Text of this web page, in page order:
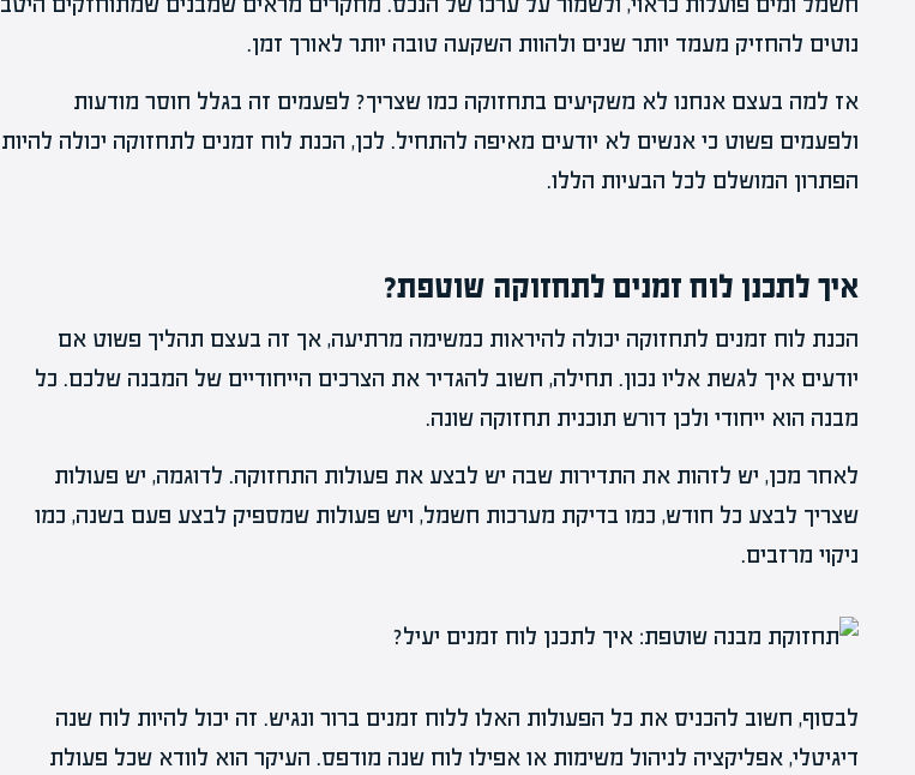
נוטים להחזיק מעמד יותר שנים ולהוות השקעה טובה יותר לאורך זמן.
אז למה בעצם אנחנו לא משקיעים בתחזוקה כמו שצריך? לפעמים זה בגלל חוסר מודעות
ולפעמים פשוט כי אנשים לא יודעים מאיפה להתחיל. לכן, הכנת לוח זמנים לתחזוקה יכולה להיות
הפתרון המושלם לכל הבעיות הללו.
איך לתכנן לוח זמנים לתחזוקה שוטפת?
הכנת לוח זמנים לתחזוקה יכולה להיראות כמשימה מרתיעה, אך זה בעצם תהליך פשוט אם
יודעים איך לגשת אליו נכון. תחילה, חשוב להגדיר את הצרכים הייחודיים של המבנה שלכם. כל
מבנה הוא ייחודי ולכן דורש תוכנית תחזוקה שונה.
לאחר מכן, יש לזהות את התדירות שבה יש לבצע את פעולות התחזוקה. לדוגמה, יש פעולות
שצריך לבצע כל חודש, כמו בדיקת מערכות חשמל, ויש פעולות שמספיק לבצע פעם בשנה, כמו
ניקוי מרזבים.
לבסוף, חשוב להכניס את כל הפעולות האלו ללוח זמנים ברור ונגיש. זה יכול להיות לוח שנה
דיגיטלי, אפליקציה לניהול משימות או אפילו לוח שנה מודפס. העיקר הוא לוודא שכל פעולת